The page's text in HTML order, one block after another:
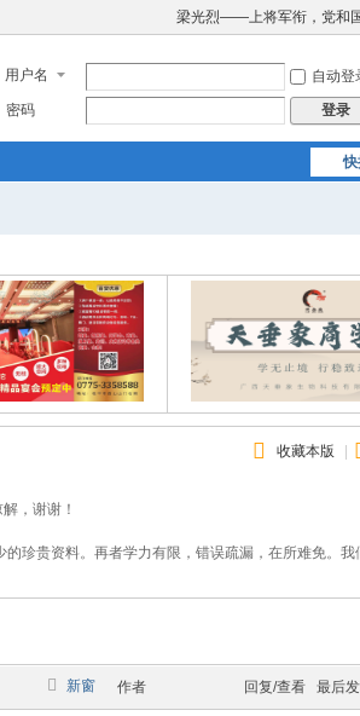
梁光烈——上将军衔，党和
用户名 自动登
密码
登录
收藏本版
，谢谢！
珍贵资料。再者学力有限，错误疏漏，在所难免。我
新窗 作者 回复/查看 最后